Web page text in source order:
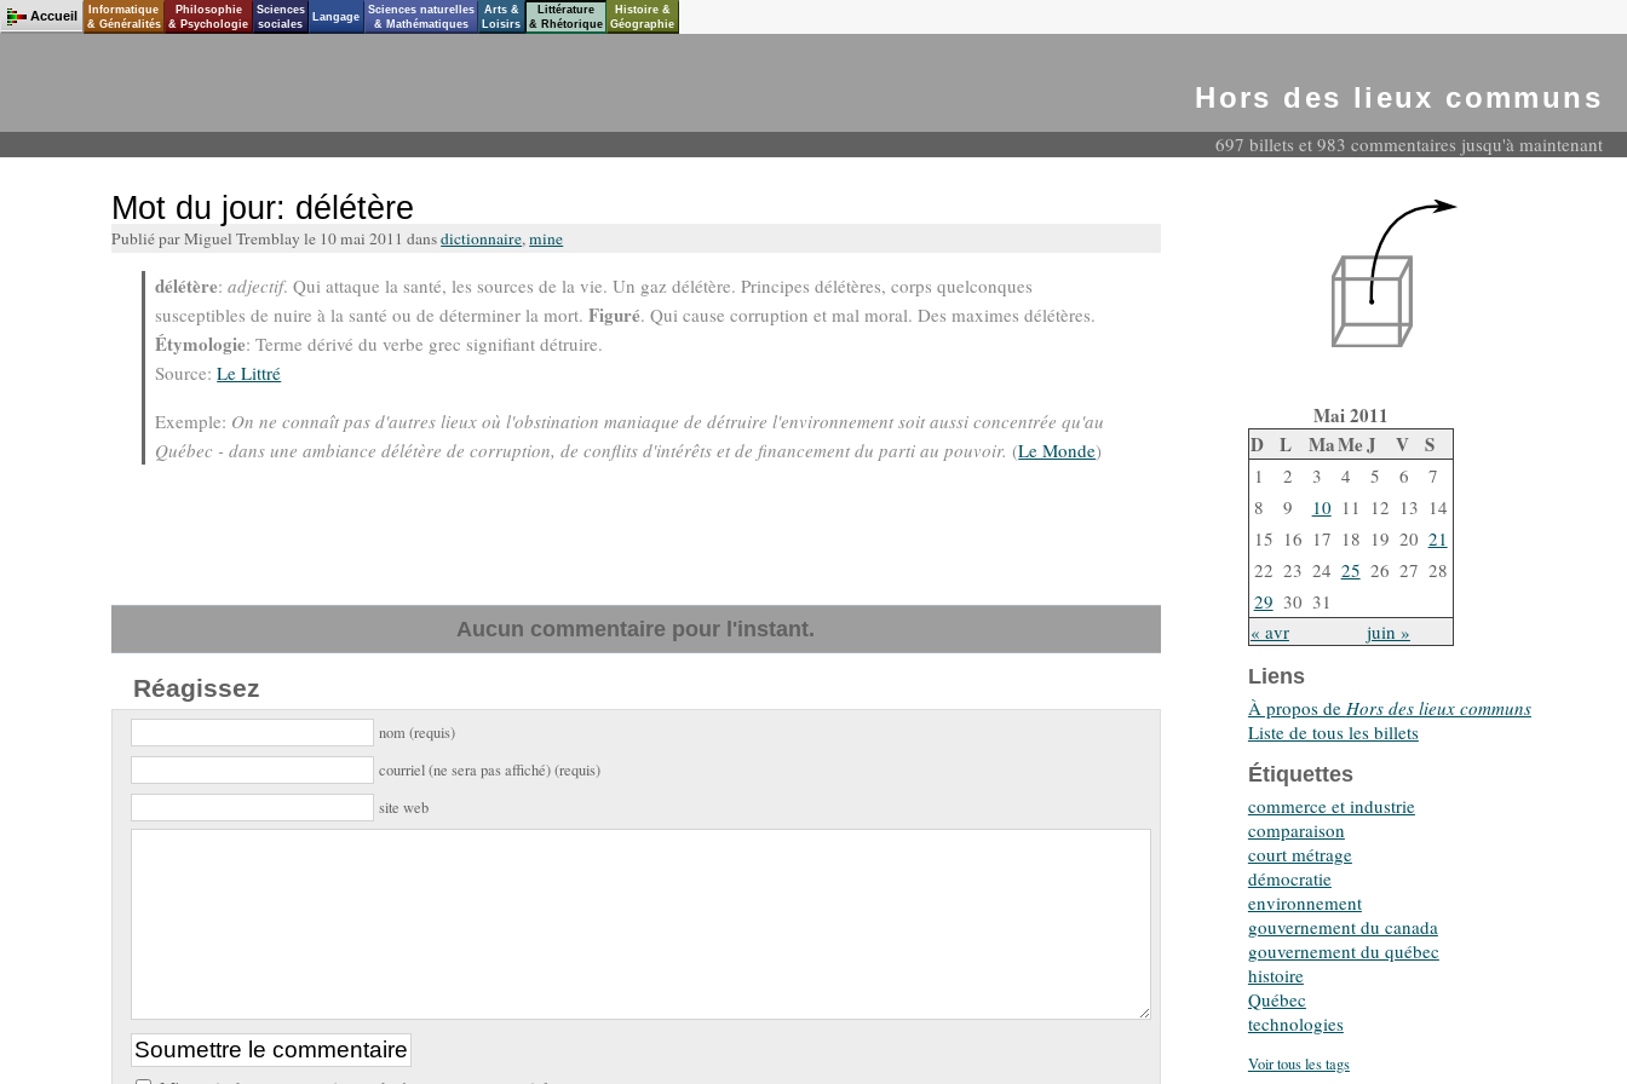
Hors des lieux communs
697 billets et 983 commentaires jusqu'à maintenant
Mot du jour: délétère
Publié par Miguel Tremblay le 10 mai 2011 dansdictionnaire,mine
délétère:adjectif. Qui attaque la santé, les sources de la vie. Un gaz délétère. Principes délétères, corps quelconques
susceptibles de nuire à la santé ou de déterminer la mort.Figuré. Qui cause corruption et mal moral. Des maximes délétères.
Étymologie: Terme dérivé du verbe grec signifiant détruire.
Source:Le Littré
Exemple: On ne connaît pas d'autres lieux où l'obstination maniaque de détruire l'environnement soit aussi concentrée qu'au
Québec - dans une ambiance délétère de corruption, de conflits d'intérêts et de financement du parti au pouvoir.(Le Monde)
Aucun commentaire pour l'instant.
Réagissez
nom (requis)
courriel (ne sera pas affiché) (requis)
site web
Mai 2011
D L MaMeJ V S
« avr juin »
1 2 3 4 5 6
7
8
9 10 11 12 13 14
15 16 17 18 19 20 21
22 23 24 25 26 27 28
29 30 31
Liens
À propos de Hors des lieux communs
Liste de tous les billets
Étiquettes
commerce et industrie
comparaison
court métrage
démocratie
environnement
gouvernement du canada
gouvernement du québec
histoire
Québec
technologies
Voir tous les tags
Accueil
Informatique
& Généralités
Philosophie
& Psychologie
Sciences
sociales
Langage
Sciences naturelles
& Mathématiques
Arts &
Loisirs
Littérature
& Rhétorique
Histoire &
Géographie